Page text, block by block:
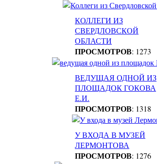
КОЛЛЕГИ ИЗ
СВЕРДЛОВСКОЙ
ОБЛАСТИ
ПРОСМОТРОВ: 1273
ВЕДУЩАЯ ОДНОЙ ИЗ
ПЛОЩАДОК ГОКОВА
Е.И.
ПРОСМОТРОВ: 1318
У ВХОДА В МУЗЕЙ
ЛЕРМОНТОВА
ПРОСМОТРОВ: 1276